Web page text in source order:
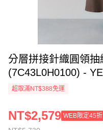
分層拼接針織圓領
(7C43L0H0100) -
超取滿NT$388免運
NT$2,579 WEB限定45折